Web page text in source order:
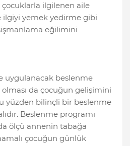
çocuklarla ilgilenen aile
ilgiyi yemek yedirme gibi
eğilimini
uygulanacak beslenme
olması da çocuğun gelişimini
yüzden bilinçli bir beslenme
Beslenme programı
ölçü annenin tabağa
çocuğun günlük